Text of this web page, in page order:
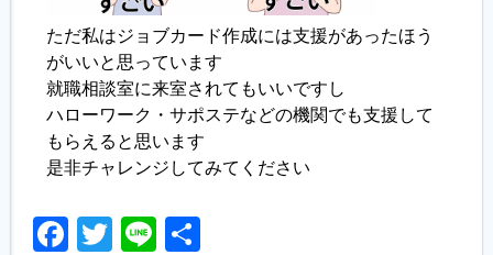
ただ私はジョブカード作成には支援があったほう
がいいと思っています
就職相談室に来室されてもいいですし
ハローワーク・サポステなどの機関でも支援して
もらえると思います
是非チャレンジしてみてください
Facebook
Twitter
Line